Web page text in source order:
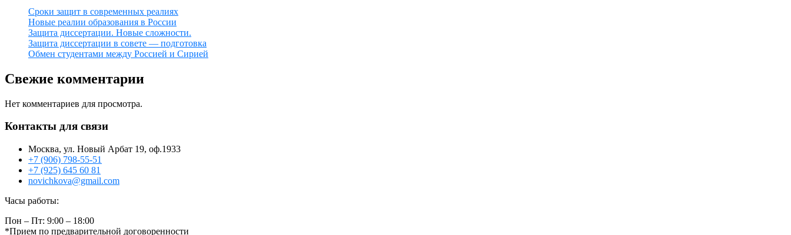
Сроки защит в современных реалиях
Новые реалии образования в России
Защита диссертации. Новые сложности.
Защита диссертации в совете — подготовка
Обмен студентами между Россией и Сирией
Свежие комментарии
Нет комментариев для просмотра.
Контакты для связи
Москва, ул. Новый Арбат 19, оф.1933
+7 (906) 798-55-51
+7 (925) 645 60 81
novichkova@gmail.com
Часы работы:
Пон – Пт: 9:00 – 18:00
*Прием по предварительной договоренности